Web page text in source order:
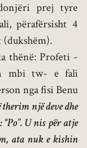
prej tyre
përafërsisht 4
thënë: Profeti -
mbi tw- e fali
nga fisi Benu
një deve dhe
U nis për atje
ata nuk e kishin